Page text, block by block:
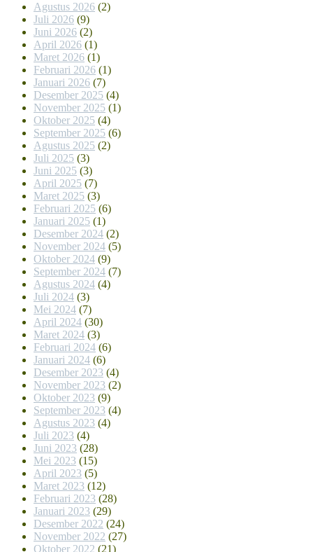
Agustus 2026 (2)
Juli 2026 (9)
Juni 2026 (2)
April 2026 (1)
Maret 2026 (1)
Februari 2026 (1)
Januari 2026 (7)
Desember 2025 (4)
November 2025 (1)
Oktober 2025 (4)
September 2025 (6)
Agustus 2025 (2)
Juli 2025 (3)
Juni 2025 (3)
April 2025 (7)
Maret 2025 (3)
Februari 2025 (6)
Januari 2025 (1)
Desember 2024 (2)
November 2024 (5)
Oktober 2024 (9)
September 2024 (7)
Agustus 2024 (4)
Juli 2024 (3)
Mei 2024 (7)
April 2024 (30)
Maret 2024 (3)
Februari 2024 (6)
Januari 2024 (6)
Desember 2023 (4)
November 2023 (2)
Oktober 2023 (9)
September 2023 (4)
Agustus 2023 (4)
Juli 2023 (4)
Juni 2023 (28)
Mei 2023 (15)
April 2023 (5)
Maret 2023 (12)
Februari 2023 (28)
Januari 2023 (29)
Desember 2022 (24)
November 2022 (27)
Oktober 2022 (21)